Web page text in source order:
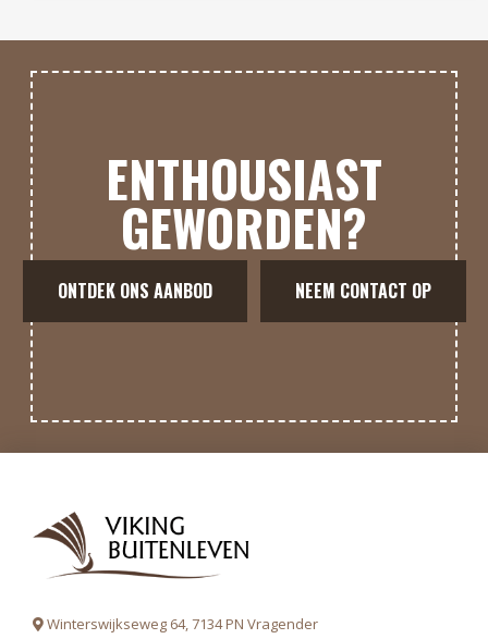
ENTHOUSIAST
GEWORDEN?
ONTDEK ONS AANBOD NEEM CONTACT OP
Winterswijkseweg 64, 7134 PN Vragender